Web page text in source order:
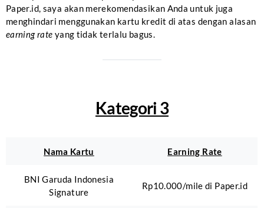
Paper.id, saya akan merekomendasikan Anda untuk juga
menghindari menggunakan kartu kredit di atas dengan alasan
earning rate yang tidak terlalu bagus.
Kategori 3
Nama Kartu Earning Rate
BNI Garuda Indonesia
Signature
Rp10.000/mile di Paper.id